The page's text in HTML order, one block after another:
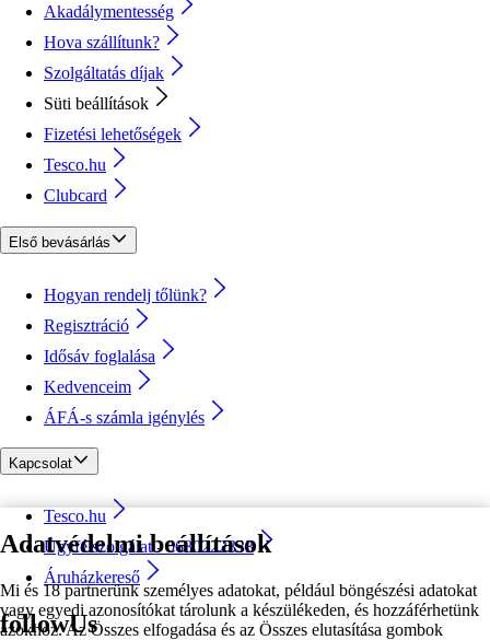
Adatvédelmi beállítások
Mi és 18 partnerünk személyes adatokat, például böngészési adatokat
vagy egyedi azonosítókat tárolunk a készülékeden, és hozzáférhetünk
azokhoz. Az Összes elfogadása és az Összes elutasítása gombok
Akadálymentesség
Hova szállítunk?
Szolgáltatás díjak
Süti beállítások
Fizetési lehetőségek
Tesco.hu
Clubcard
Első bevásárlás
Hogyan rendelj tőlünk?
Regisztráció
Idősáv foglalása
Kedvenceim
ÁFÁ-s számla igénylés
Kapcsolat
Tesco.hu
Ügyfélszolgálat - 0680222333
Áruházkereső
followUs